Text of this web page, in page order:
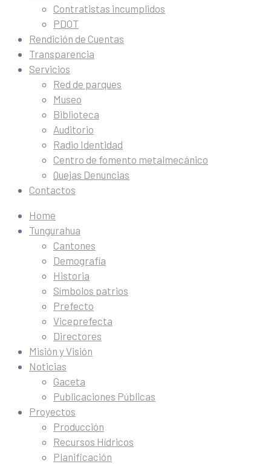
Contratistas incumplidos
PDOT
Rendición de Cuentas
Transparencia
Servicios
Red de parques
Museo
Biblioteca
Auditorio
Radio Identidad
Centro de fomento metalmecánico
Quejas Denuncias
Contactos
Home
Tungurahua
Cantones
Demografía
Historia
Símbolos patrios
Prefecto
Viceprefecta
Directores
Misión y Visión
Noticias
Gaceta
Publicaciones Públicas
Proyectos
Producción
Recursos Hídricos
Planificación